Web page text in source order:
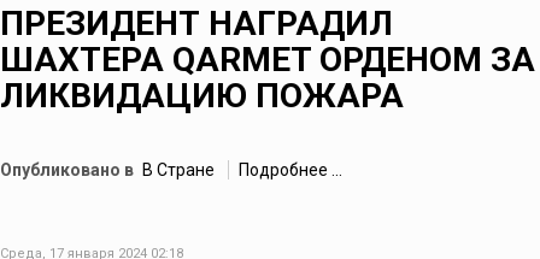
ПРЕЗИДЕНТ НАГРАДИЛ
ШАХТЕРА QARMET ОРДЕНОМ ЗА
ЛИКВИДАЦИЮ ПОЖАРА
Опубликовано в В Стране Подробнее ...
Среда, 17 января 2024 02:18